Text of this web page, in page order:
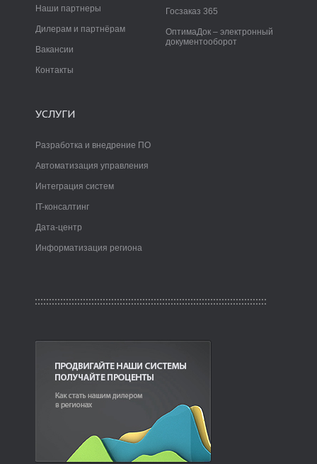
Наши партнеры
Дилерам и партнёрам
Вакансии
Контакты
Госзаказ 365
ОптимаДок – электронный
документооборот
УСЛУГИ
Разработка и внедрение ПО
Автоматизация управления
Интеграция систем
IT-консалтинг
Дата-центр
Информатизация региона